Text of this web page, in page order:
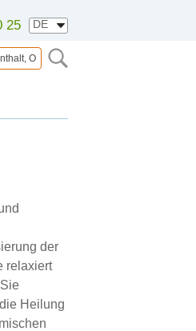
25
der
relaxiert
Heilung